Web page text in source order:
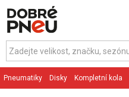
Pneumatiky Disky Kompletní kola